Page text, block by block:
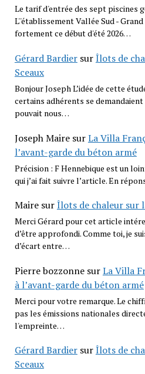
Le tarif d'entrée des sept piscines
L''établissement Vallée Sud -
fortement ce début d'été 2026…
Gérard BardiersurÎlots de
Sceaux
Bonjour Joseph L’idée de cette
certains adhérents se
pouvait nous…
Joseph MairesurLa Villa
l’avant-garde du béton armé
Précision : F Hennebique est un
qui j’ai fait suivre l’article. En
MairesurÎlots de chaleur sur
Merci Gérard pour cet article
d’être approfondi. Comme toi, je
d’écart entre…
Pierre bozzonnesurLa Villa
à l’avant-garde du béton armé
Merci pour votre remarque. Le
pas les émissions nationales
l'empreinte…
Gérard BardiersurÎlots de
Sceaux